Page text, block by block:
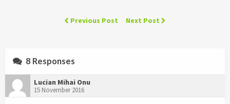
Previous Post Next Post
8 Responses
Lucian Mihai Onu
15 November 2016